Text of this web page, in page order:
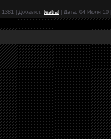
1381 Добавил: teatral Дата: 04 Июля 10